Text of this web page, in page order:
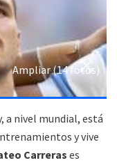
Ampliar (14 fotos)
a nivel mundial, está
y vive
Carreras es